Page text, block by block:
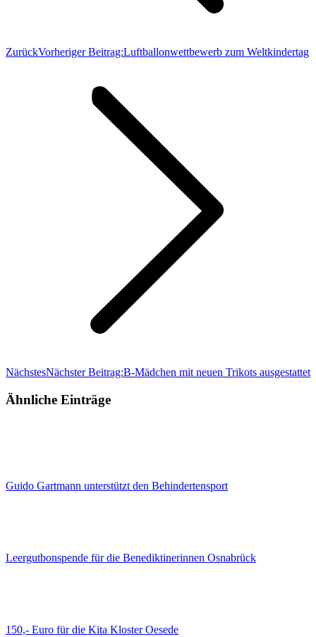
ZurückVorheriger Beitrag:Luftballonwettbewerb zum Weltkindertag
NächstesNächster Beitrag:B-Mädchen mit neuen Trikots ausgestattet
Ähnliche Einträge
Guido Gartmann unterstützt den Behindertensport
Leergutbonspende für die Benediktinerinnen Osnabrück
150,- Euro für die Kita Kloster Oesede